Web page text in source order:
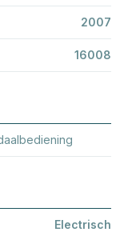
2007
16008
Electrisch